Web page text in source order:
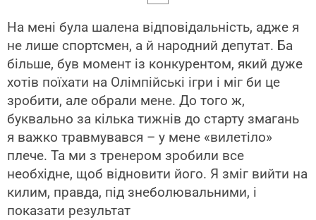
На мені була шалена відповідальність, адже я
не лише спортсмен, а й народний депутат. Ба
більше, був момент із конкурентом, який дуже
хотів поїхати на Олімпійські ігри і міг би це
зробити, але обрали мене. До того ж,
буквально за кілька тижнів до старту змагань
я важко травмувався – у мене «вилетіло»
плече. Та ми з тренером зробили все
необхідне, щоб відновити його. Я зміг вийти на
килим, правда, під знеболювальними, і
показати результат